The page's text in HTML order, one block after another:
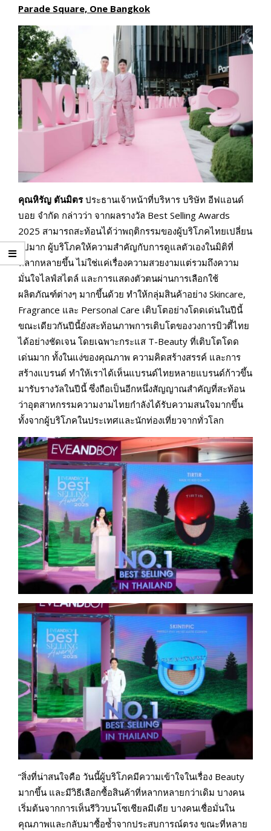
Parade Square, One Bangkok
คุณหิรัญ ตันมิตรประธานเจ้าหน้าที่บริหาร บริษัท อีฟแอนด์
บอย จำกัด กล่าวว่า จากผลรางวัล Best Selling Awards
2025 สามารถสะท้อนได้ว่าพฤติกรรมของผู้บริโภคไทยเปลี่ยน
ไปมาก ผู้บริโภคให้ความสำคัญกับการดูแลตัวเองในมิติที่
หลากหลายขึ้น ไม่ใช่แค่เรื่องความสวยงามแต่รวมถึงความ
มั่นใจไลฟ์สไตล์ และการแสดงตัวตนผ่านการเลือกใช้
ผลิตภัณฑ์ต่างๆ มากขึ้นด้วย ทำให้กลุ่มสินค้าอย่าง Skincare,
Fragrance และ Personal Care เติบโตอย่างโดดเด่นในปีนี้
ขณะเดียวกันปีนี้ยังสะท้อนภาพการเติบโตของวงการบิวตี้ไทย
ได้อย่างชัดเจน โดยเฉพาะกระแส T-Beauty ที่เติบโตโดด
เด่นมาก ทั้งในแง่ของคุณภาพ ความคิดสร้างสรรค์ และการ
สร้างแบรนด์ ทำให้เราได้เห็นแบรนด์ไทยหลายแบรนด์ก้าวขึ้น
มารับรางวัลในปีนี้ ซึ่งถือเป็นอีกหนึ่งสัญญาณสำคัญที่สะท้อน
ว่าอุตสาหกรรมความงามไทยกำลังได้รับความสนใจมากขึ้น
ทั้งจากผู้บริโภคในประเทศและนักท่องเที่ยวจากทั่วโลก
“สิ่งที่น่าสนใจคือ วันนี้ผู้บริโภคมีความเข้าใจในเรื่อง Beauty
มากขึ้น และมีวิธีเลือกซื้อสินค้าที่หลากหลายกว่าเดิม บางคน
เริ่มต้นจากการเห็นรีวิวบนโซเชียลมีเดีย บางคนเชื่อมั่นใน
คุณภาพและกลับมาซื้อซ้ำจากประสบการณ์ตรง ขณะที่หลาย